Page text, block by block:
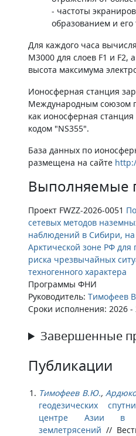
- частоты
образованием и его
Для каждого часа
М3000 для слоев F1 и F2,
высота максимума
Ионосферная станция
Международным союзом
как ионосферная
кодом "NS355".
База данных по
размещена на сайте
Выполняемые
Проект FWZZ-2026-0051
сетевых методов
наблюдений в Сибири,
Арктической зоне РФ для
риска чрезвычайных
техногенного характера
Программы ФНИ
Руководитель: Тимофеев
Сроки исполнения: 2026 -
Завершенные
Публикации
Тимофеев В.Ю.,
геодезических
центре Азии в
землетрясений //